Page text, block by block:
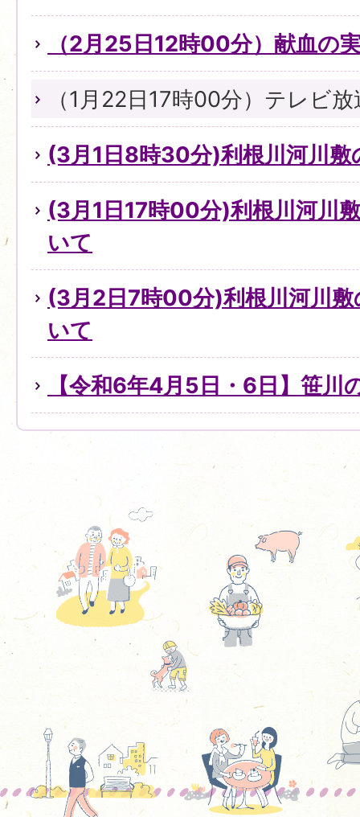
（2月25日12時00分）献血の
（1月22日17時00分）テレビ
(3月1日8時30分)利根川河川敷
(3月1日17時00分)利根川河川
いて
(3月2日7時00分)利根川河川
いて
【令和6年4月5日・6日】笹川